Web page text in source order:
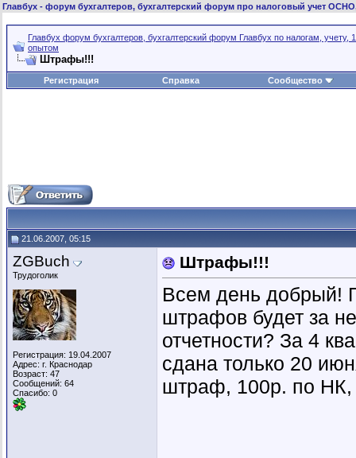
Главбух - форум бухгалтеров, бухгалтерский форум про налоговый учет
Главбух форум бухгалтеров, бухгалтерский форум Главбух по налогам, учету,
опытом
Штрафы!!!
Регистрация Справка Сообщество
21.06.2007, 05:15
ZGBuch
Трудоголик
Регистрация: 19.04.2007
Адрес: г. Краснодар
Возраст: 47
Сообщений: 64
Спасибо: 0
Штрафы!!!
Всем день добрый!
штрафов будет за
отчетности? За 4
сдана только 20
штраф, 100р. по НК,